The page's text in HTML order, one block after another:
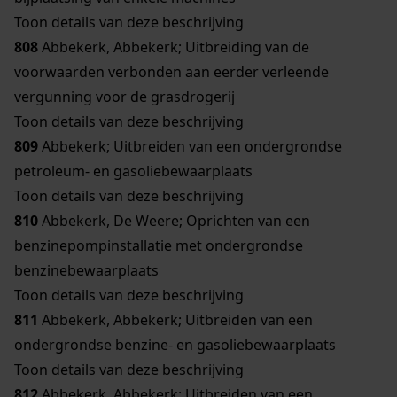
Toon details van deze beschrijving
808Abbekerk, Abbekerk; Uitbreiding van de
voorwaarden verbonden aan eerder verleende
vergunning voor de grasdrogerij
Toon details van deze beschrijving
809Abbekerk; Uitbreiden van een ondergrondse
petroleum- en gasoliebewaarplaats
Toon details van deze beschrijving
810Abbekerk, De Weere; Oprichten van een
benzinepompinstallatie met ondergrondse
benzinebewaarplaats
Toon details van deze beschrijving
811 Abbekerk, Abbekerk; Uitbreiden van een
ondergrondse benzine- en gasoliebewaarplaats
Toon details van deze beschrijving